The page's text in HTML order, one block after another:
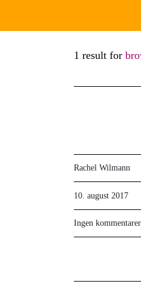
1 result for
Rachel Wilmann
10. august 2017
Ingen kommentarer